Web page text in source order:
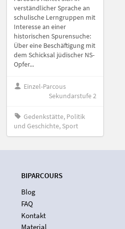
verständlicher Sprache an
schulische Lerngruppen mit
Interesse an einer
historischen Spurensuche:
Über eine Beschäftigung mit
dem Schicksal jüdischer NS-
Opfer...
Einzel-Parcous
Sekundarstufe 2
Gedenkstätte, Politik
und Geschichte, Sport
BIPARCOURS
Blog
FAQ
Kontakt
Material